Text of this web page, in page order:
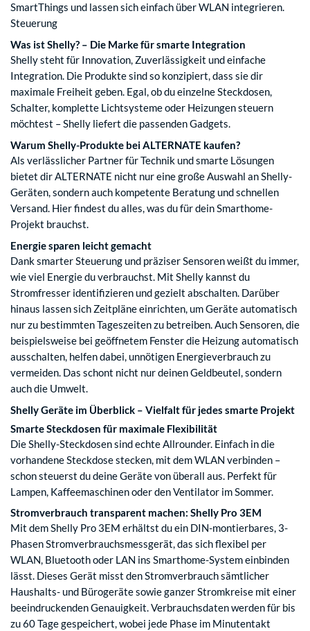
SmartThings und lassen sich einfach über WLAN integrieren.
Steuerung
Was ist Shelly? – Die Marke für smarte Integration
Shelly steht für Innovation, Zuverlässigkeit und einfache
Integration. Die Produkte sind so konzipiert, dass sie dir
maximale Freiheit geben. Egal, ob du einzelne Steckdosen,
Schalter, komplette Lichtsysteme oder Heizungen steuern
möchtest – Shelly liefert die passenden Gadgets.
Warum Shelly-Produkte bei ALTERNATE kaufen?
Als verlässlicher Partner für Technik und smarte Lösungen
bietet dir ALTERNATE nicht nur eine große Auswahl an Shelly-
Geräten, sondern auch kompetente Beratung und schnellen
Versand. Hier findest du alles, was du für dein Smarthome-
Projekt brauchst.
Energie sparen leicht gemacht
Dank smarter Steuerung und präziser Sensoren weißt du immer,
wie viel Energie du verbrauchst. Mit Shelly kannst du
Stromfresser identifizieren und gezielt abschalten. Darüber
hinaus lassen sich Zeitpläne einrichten, um Geräte automatisch
nur zu bestimmten Tageszeiten zu betreiben. Auch Sensoren, die
beispielsweise bei geöffnetem Fenster die Heizung automatisch
ausschalten, helfen dabei, unnötigen Energieverbrauch zu
vermeiden. Das schont nicht nur deinen Geldbeutel, sondern
auch die Umwelt.
Shelly Geräte im Überblick – Vielfalt für jedes smarte Projekt
Smarte Steckdosen für maximale Flexibilität
Die Shelly-Steckdosen sind echte Allrounder. Einfach in die
vorhandene Steckdose stecken, mit dem WLAN verbinden –
schon steuerst du deine Geräte von überall aus. Perfekt für
Lampen, Kaffeemaschinen oder den Ventilator im Sommer.
Stromverbrauch transparent machen: Shelly Pro 3EM
Mit dem Shelly Pro 3EM erhältst du ein DIN-montierbares, 3-
Phasen Stromverbrauchsmessgerät, das sich flexibel per
WLAN, Bluetooth oder LAN ins Smarthome-System einbinden
lässt. Dieses Gerät misst den Stromverbrauch sämtlicher
Haushalts- und Bürogeräte sowie ganzer Stromkreise mit einer
beeindruckenden Genauigkeit. Verbrauchsdaten werden für bis
zu 60 Tage gespeichert, wobei jede Phase im Minutentakt